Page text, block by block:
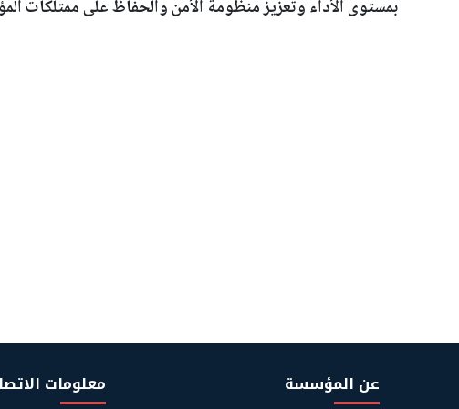
بمستوى الأداء وتعزيز منظومة الأمن والحفاظ على ممتلكات
عن المؤسسة معلومات